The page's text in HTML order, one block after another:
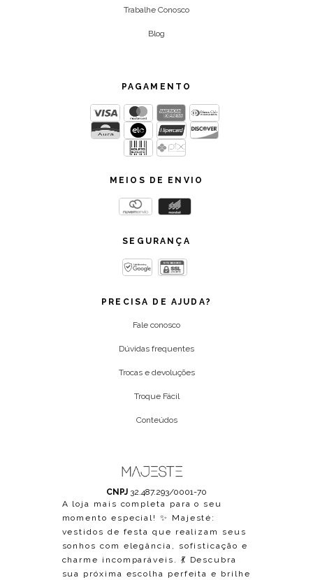
Trabalhe Conosco
Blog
PAGAMENTO
MEIOS DE ENVIO
SEGURANÇA
PRECISA DE AJUDA?
Fale conosco
Dúvidas frequentes
Trocas e devoluções
Troque Fácil
Conteúdos
CNPJ 32.487.293/0001-70
A loja mais completa para o seu
momento especial! ✨ Majesté:
vestidos de festa que realizam seus
sonhos com elegância, sofisticação e
charme incomparáveis. 💃 Descubra
sua próxima escolha perfeita e brilhe